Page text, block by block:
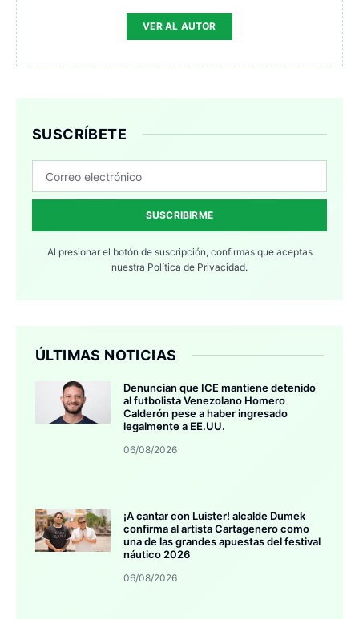
VER AL AUTOR
SUSCRÍBETE
SUSCRIBIRME
Al presionar el botón de suscripción, confirmas que aceptas
nuestra Política de Privacidad.
ÚLTIMAS NOTICIAS
Denuncian que ICE mantiene detenido
al futbolista Venezolano Homero
Calderón pese a haber ingresado
legalmente a EE.UU.
06/08/2026
¡A cantar con Luister! alcalde Dumek
confirma al artista Cartagenero como
una de las grandes apuestas del festival
náutico 2026
06/08/2026